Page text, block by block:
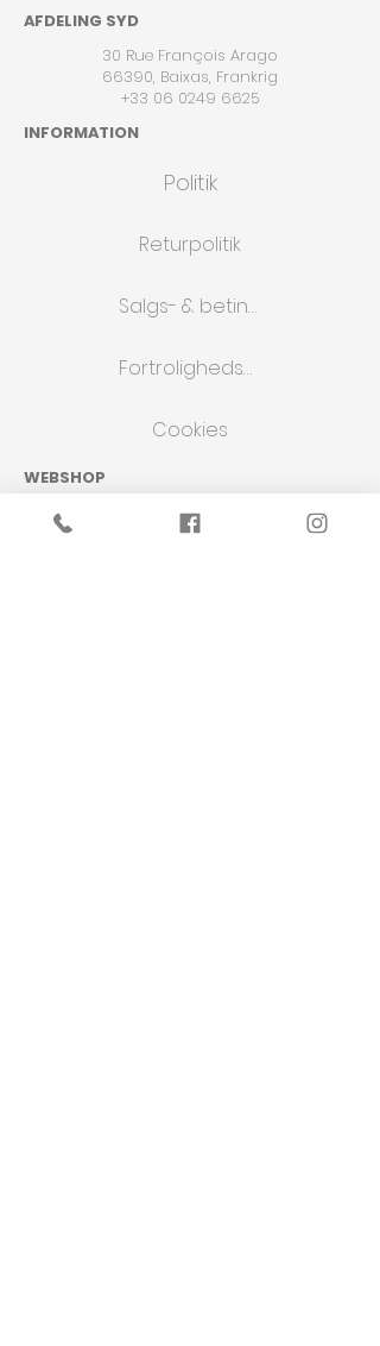
AFDELING SYD
30 Rue François Arago
66390, Baixas, Frankrig
+33 06 0249 6625
INFORMATION
Politik
Returpolitik
Salgs- & betingelser
Fortrolighedspolitik
Cookies
WEBSHOP
Butik